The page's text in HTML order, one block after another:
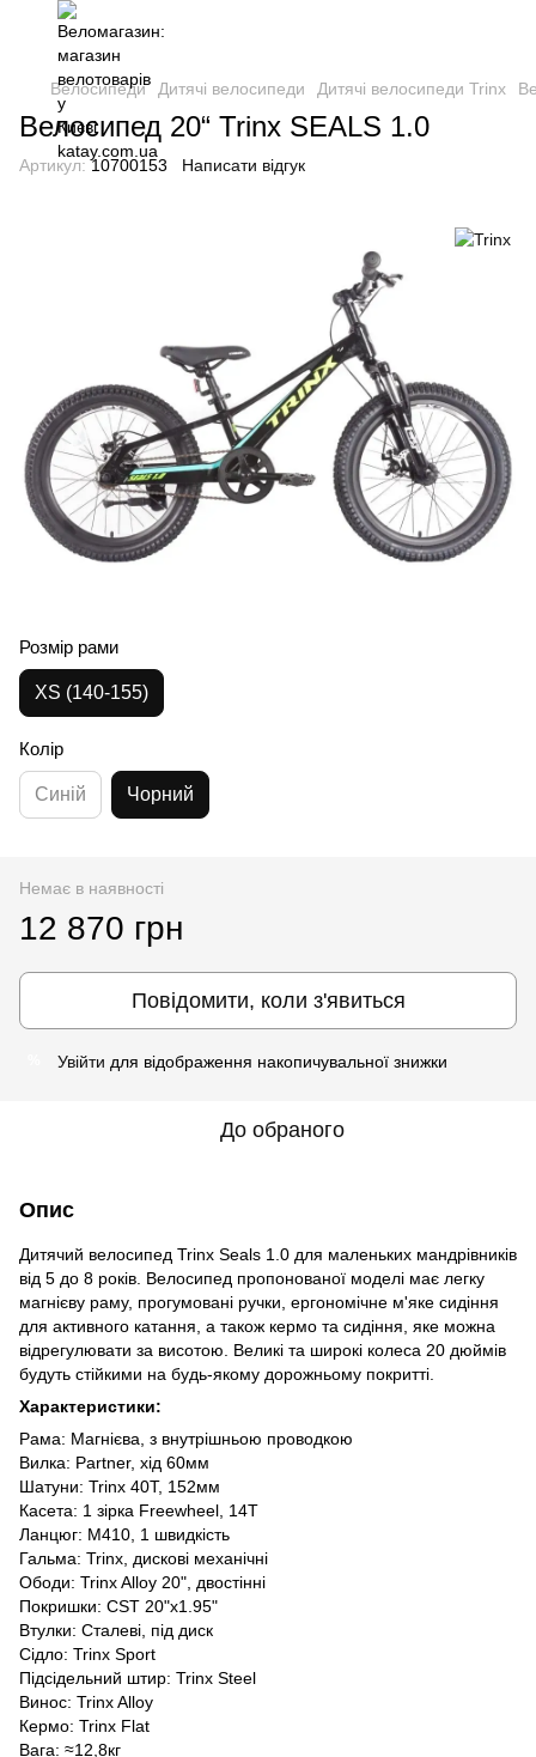
Велосипеди Дитячі велосипеди Дитячі велосипеди Trinx
Велосипед 20“ Trinx SEALS 1.0
Артикул: 10700153 Написати відгук
Розмір рами
XS (140-155)
Колір
Синій Чорний
Немає в наявності
12 870 грн
Повідомити, коли з'явиться
Увійти для відображення накопичувальної знижки
До обраного
Опис
Дитячий велосипед Trinx Seals 1.0 для маленьких мандрівників
від 5 до 8 років. Велосипед пропонованої моделі має легку
магнієву раму, прогумовані ручки, ергономічне м'яке сидіння
для активного катання, а також кермо та сидіння, яке можна
відрегулювати за висотою. Великі та широкі колеса 20 дюймів
будуть стійкими на будь-якому дорожньому покритті.
Характеристики:
Рама: Магнієва, з внутрішньою проводкою
Вилка: Partner, хід 60мм
Шатуни: Trinx 40T, 152мм
Касета: 1 зірка Freewheel, 14T
Ланцюг: M410, 1 швидкість
Гальма: Trinx, дискові механічні
Ободи: Trinx Alloy 20", двостінні
Покришки: CST 20"x1.95"
Втулки: Сталеві, під диск
Сідло: Trinx Sport
Підсідельний штир: Trinx Steel
Винос: Trinx Alloy
Кермо: Trinx Flat
Вага: ≈12,8кг